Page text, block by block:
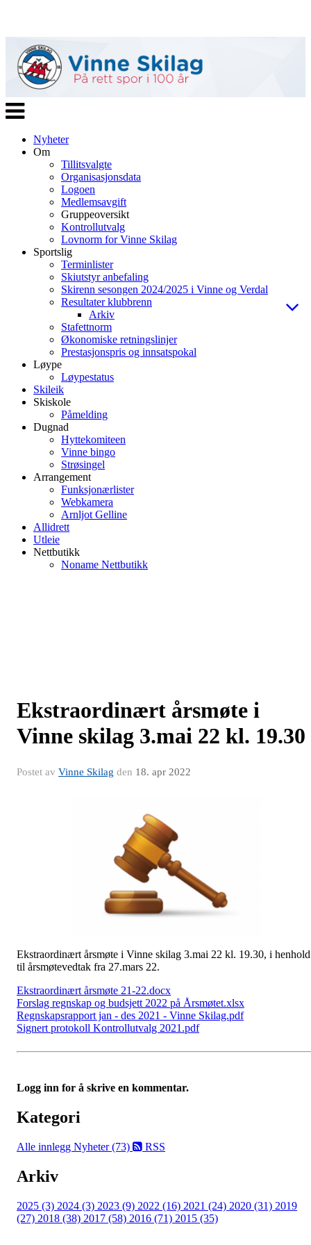
Veksle
navigasjon
Nyheter
Om
Tillitsvalgte
Organisasjonsdata
Logoen
Medlemsavgift
Gruppeoversikt
Kontrollutvalg
Lovnorm for Vinne Skilag
Sportslig
Terminlister
Skiutstyr anbefaling
Skirenn sesongen 2024/2025 i Vinne og Verdal
Resultater klubbrenn
Arkiv
Stafettnorm
Økonomiske retningslinjer
Prestasjonspris og innsatspokal
Løype
Løypestatus
Skileik
Skiskole
Påmelding
Dugnad
Hyttekomiteen
Vinne bingo
Strøsingel
Arrangement
Funksjonærlister
Webkamera
Arnljot Gelline
Allidrett
Utleie
Nettbutikk
Noname Nettbutikk
Ekstraordinært årsmøte i
Vinne skilag 3.mai 22 kl. 19.30
Postet av Vinne Skilag den 18. apr 2022
Ekstraordinært årsmøte i Vinne skilag 3.mai 22 kl. 19.30, i henhold
til årsmøtevedtak fra 27.mars 22.
Ekstraordinært årsmøte 21-22.docx
Forslag regnskap og budsjett 2022 på Årsmøtet.xlsx
Regnskapsrapport jan - des 2021 - Vinne Skilag.pdf
Signert protokoll Kontrollutvalg 2021.pdf
Logg inn for å skrive en kommentar.
Kategori
Alle innlegg Nyheter (73) RSS
Arkiv
2025 (3) 2024 (3) 2023 (9) 2022 (16) 2021 (24) 2020 (31) 2019
(27) 2018 (38) 2017 (58) 2016 (71) 2015 (35)